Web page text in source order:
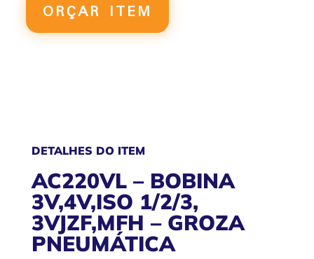
ORÇAR ITEM
DETALHES DO ITEM
AC220VL – BOBINA
3V,4V,ISO 1/2/3,
3VJZF,MFH – GROZA
PNEUMÁTICA